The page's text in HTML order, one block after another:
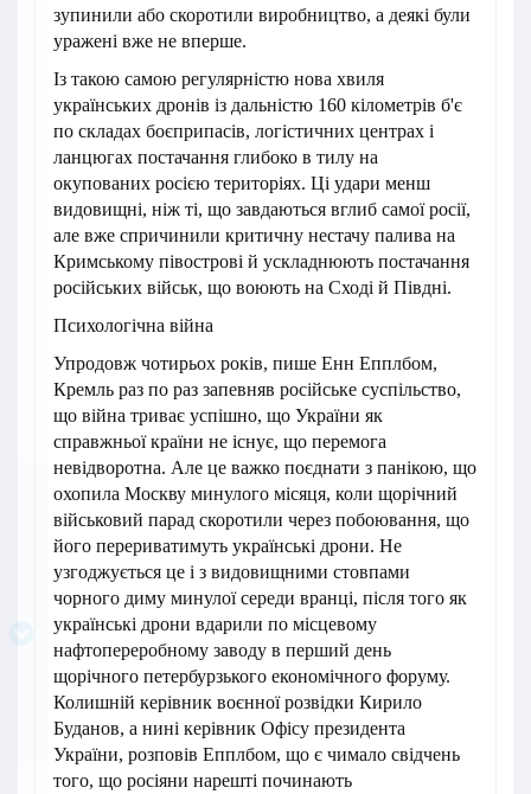
зупинили або скоротили виробництво, а деякі були
уражені вже не вперше.
Із такою самою регулярністю нова хвиля
українських дронів із дальністю 160 кілометрів б'є
по складах боєприпасів, логістичних центрах і
ланцюгах постачання глибоко в тилу на
окупованих росією територіях. Ці удари менш
видовищні, ніж ті, що завдаються вглиб самої росії,
але вже спричинили критичну нестачу палива на
Кримському півострові й ускладнюють постачання
російських військ, що воюють на Сході й Півдні.
Психологічна війна
Упродовж чотирьох років, пише Енн Епплбом,
Кремль раз по раз запевняв російське суспільство,
що війна триває успішно, що України як
справжньої країни не існує, що перемога
невідворотна. Але це важко поєднати з панікою, що
охопила Москву минулого місяця, коли щорічний
військовий парад скоротили через побоювання, що
його перериватимуть українські дрони. Не
узгоджується це і з видовищними стовпами
чорного диму минулої середи вранці, після того як
українські дрони вдарили по місцевому
нафтопереробному заводу в перший день
щорічного петербурзького економічного форуму.
Колишній керівник воєнної розвідки Кирило
Буданов, а нині керівник Офісу президента
України, розповів Епплбом, що є чимало свідчень
того, що росіяни нарешті починають